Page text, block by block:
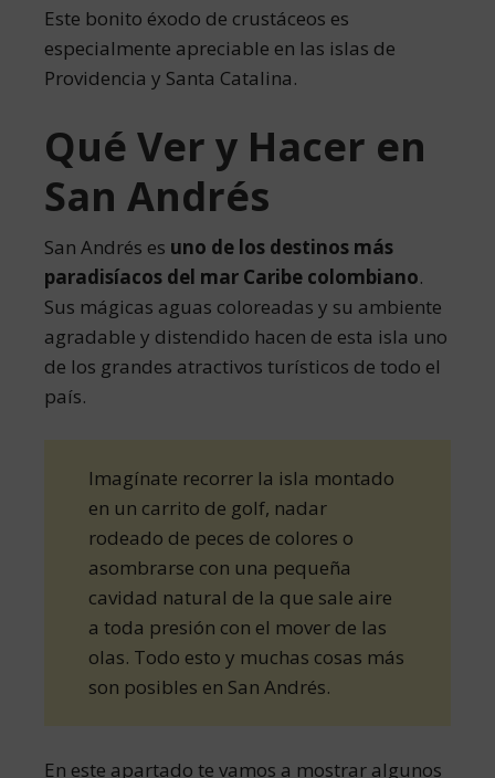
Este bonito éxodo de crustáceos es
especialmente apreciable en las islas de
Providencia y Santa Catalina.
Qué Ver y Hacer en
San Andrés
San Andrés es uno de los destinos más
paradisíacos del mar Caribe colombiano.
Sus mágicas aguas coloreadas y su ambiente
agradable y distendido hacen de esta isla uno
de los grandes atractivos turísticos de todo el
país.
Imagínate recorrer la isla montado
en un carrito de golf, nadar
rodeado de peces de colores o
asombrarse con una pequeña
cavidad natural de la que sale aire
a toda presión con el mover de las
olas. Todo esto y muchas cosas más
son posibles en San Andrés.
En este apartado te vamos a mostrar algunos